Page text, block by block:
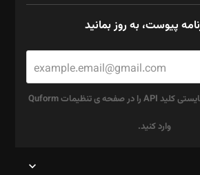
پیوست، به روز بمانید
برای استفاده از ریکپچا بایستی کلید API را در صفحه ی تنظیمات Quform
وارد کنید.